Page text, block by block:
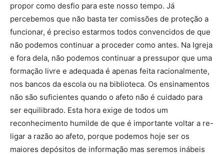
propor como desfio para este nosso tempo. Já
percebemos que não basta ter comissões de proteção a
funcionar, é preciso estarmos todos convencidos de que
não podemos continuar a proceder como antes. Na Igreja
e fora dela, não podemos continuar a pressupor que uma
formação livre e adequada é apenas feita racionalmente,
nos bancos da escola ou na biblioteca. Os ensinamentos
não são suficientes quando o afeto não é cuidado para
ser equilibrado. Esta hora exige de todos um
reconhecimento humilde de que é importante voltar a re-
ligar a razão ao afeto, porque podemos hoje ser os
maiores depósitos de informação mas seremos inábeis